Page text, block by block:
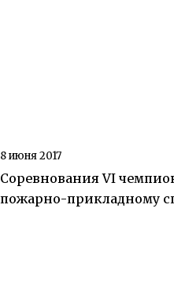
8 июня 2017
Соревнования VI
пожарно-прикладному